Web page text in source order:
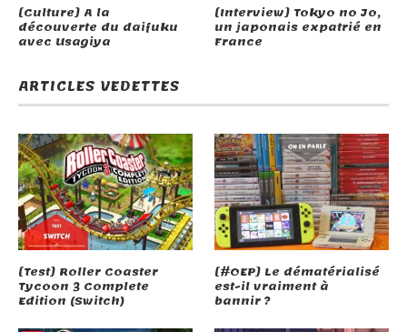
[Culture] A la
découverte du daifuku
avec Usagiya
[Interview] Tokyo no Jo,
un japonais expatrié en
France
ARTICLES VEDETTES
[Test] Roller Coaster
Tycoon 3 Complete
Edition (Switch)
[#OEP] Le dématérialisé
est-il vraiment à
bannir ?